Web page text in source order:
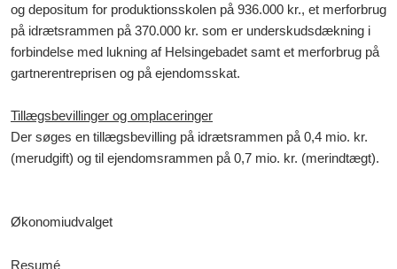
og depositum for produktionsskolen på 936.000 kr., et merforbrug
på idrætsrammen på 370.000 kr. som er underskudsdækning i
forbindelse med lukning af Helsingebadet samt et merforbrug på
gartnerentreprisen og på ejendomsskat.
Tillægsbevillinger og omplaceringer
Der søges en tillægsbevilling på idrætsrammen på 0,4 mio. kr.
(merudgift) og til ejendomsrammen på 0,7 mio. kr. (merindtægt).
Økonomiudvalget
Resumé